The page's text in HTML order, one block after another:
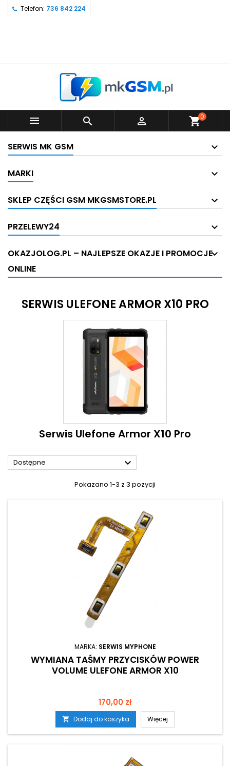
Telefon: 736 842 224
   shopping_cart0
SERWIS MK GSM
MARKI
SKLEP CZĘŚCI GSM MKGSMSTORE.PL
PRZELEWY24
OKAZJOLOG.PL – NAJLEPSZE OKAZJE I PROMOCJE
ONLINE
SERWIS ULEFONE ARMOR X10 PRO
Serwis Ulefone Armor X10 Pro
Dostępne 
Pokazano 1-3 z 3 pozycji
MARKA: SERWIS MYPHONE
WYMIANA TAŚMY PRZYCISKÓW POWER
VOLUME ULEFONE ARMOR X10
Cena
170,00 zł
 Dodaj do koszyka Więcej